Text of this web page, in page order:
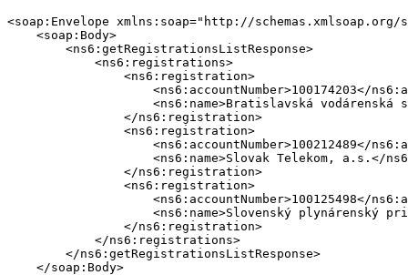
<soap:Envelope xmlns:soap="http://
    <soap:Body>
        <ns6:getRegistrationsListResponse>
            <ns6:registrations>
                <ns6:registration>
<ns6:accountNumber>100174203</
<ns6:name>Bratislavská vodárenská
                </ns6:registration>
                <ns6:registration>
<ns6:accountNumber>100212489</
<ns6:name>Slovak Telekom, a.s.</
                </ns6:registration>
                <ns6:registration>
<ns6:accountNumber>100125498</
<ns6:name>Slovenský plynárenský
                </ns6:registration>
            </ns6:registrations>
        </ns6:getRegistrationsListResponse>
    </soap:Body>